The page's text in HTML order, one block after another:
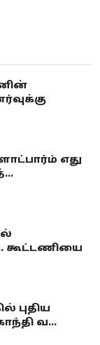
எது
கூட்டணியை
புதிய
வ...